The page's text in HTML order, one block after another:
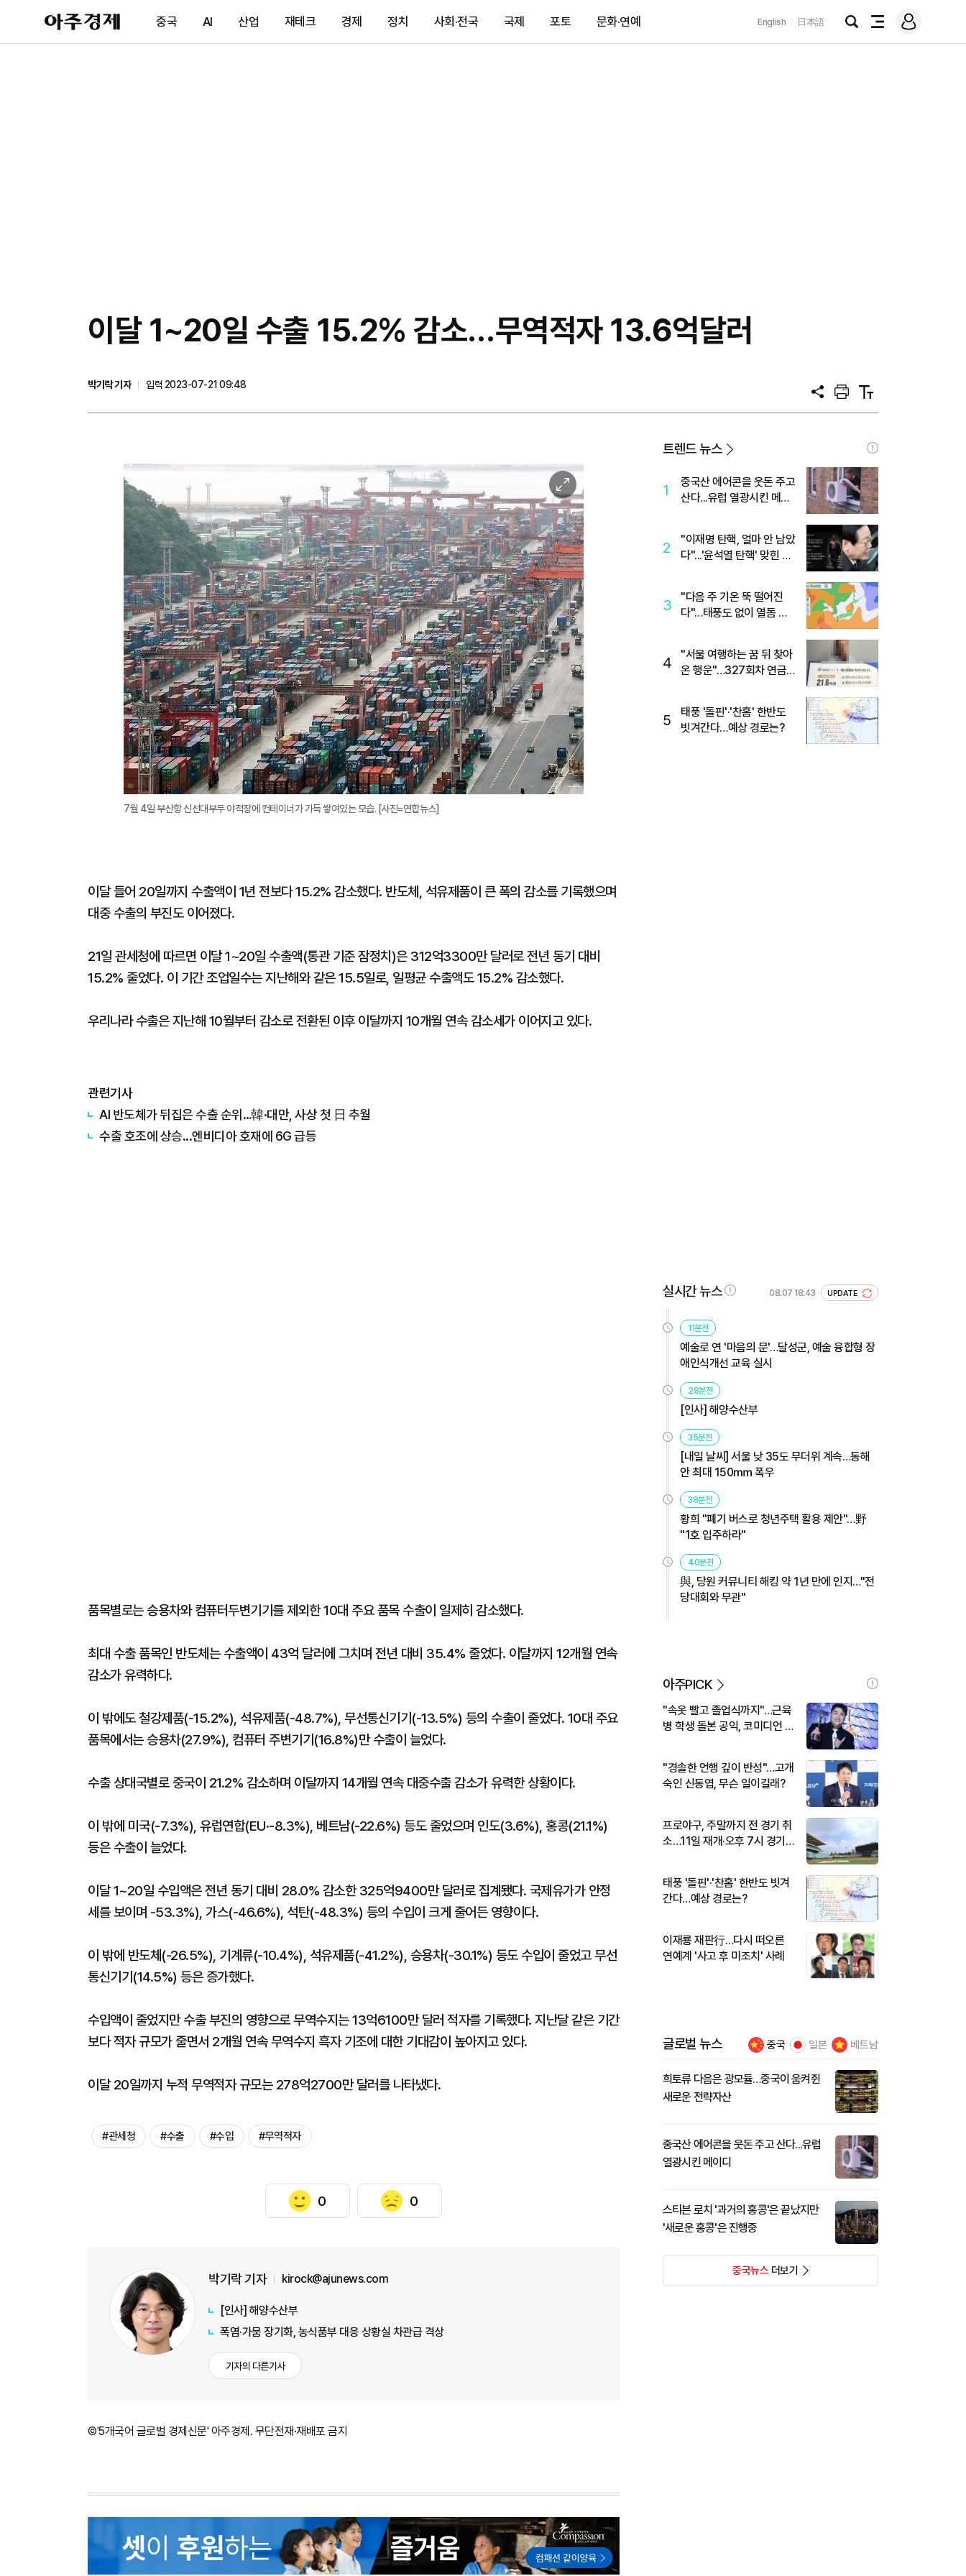
아
주
제
중국 AI 산업 재테크 경제 정치 사회·전국 국제 포토 문화·연예 English 日本語
검
전
메
그
​이달 1~20일 수출 15.2% 감소…무역적자 13.6억달러
박기락 기자
입력 2023-07-21 09:48
공
프
트
텍
트
이
미
지
확
대
7월 4일 부산항 신선대부두 야적장에 컨테이너가 가득 쌓여있는 모습. [사진=연합뉴스]
이달 들어 20일까지 수출액이 1년 전보다 15.2% 감소했다. 반도체, 석유제품이 큰 폭의 감소를 기록했으며
대중 수출의 부진도 이어졌다.
21일 관세청에 따르면 이달 1~20일 수출액(통관 기준 잠정치)은 312억3300만 달러로 전년 동기 대비
15.2% 줄었다. 이 기간 조업일수는 지난해와 같은 15.5일로, 일평균 수출액도 15.2% 감소했다.
우리나라 수출은 지난해 10월부터 감소로 전환된 이후 이달까지 10개월 연속 감소세가 이어지고 있다.
관련기사
AI 반도체가 뒤집은 수출 순위…韓·대만, 사상 첫 日 추월
수출 호조에 상승...엔비디아 호재에 6G 급등
품목별로는 승용차와 컴퓨터두변기기를 제외한 10대 주요 품목 수출이 일제히 감소했다.
최대 수출 품목인 반도체는 수출액이 43억 달러에 그치며 전년 대비 35.4% 줄었다. 이달까지 12개월 연속
감소가 유력하다.
이 밖에도 철강제품(-15.2%), 석유제품(-48.7%), 무선통신기기(-13.5%) 등의 수출이 줄었다. 10대 주요
품목에서는 승용차(27.9%), 컴퓨터 주변기기(16.8%)만 수출이 늘었다.
수출 상대국별로 중국이 21.2% 감소하며 이달까지 14개월 연속 대중수출 감소가 유력한 상황이다.
이 밖에 미국(-7.3%), 유럽연합(EU·-8.3%), 베트남(-22.6%) 등도 줄었으며 인도(3.6%), 홍콩(21.1%)
등은 수출이 늘었다.
이달 1~20일 수입액은 전년 동기 대비 28.0% 감소한 325억9400만 달러로 집계됐다. 국제유가가 안정
세를 보이며 -53.3%), 가스(-46.6%), 석탄(-48.3%) 등의 수입이 크게 줄어든 영향이다.
이 밖에 반도체(-26.5%), 기계류(-10.4%), 석유제품(-41.2%), 승용차(-30.1%) 등도 수입이 줄었고 무선
통신기기(14.5%) 등은 증가했다.
수입액이 줄었지만 수출 부진의 영향으로 무역수지는 13억6100만 달러 적자를 기록했다. 지난달 같은 기간
보다 적자 규모가 줄면서 2개월 연속 무역수지 흑자 기조에 대한 기대감이 높아지고 있다.
이달 20일까지 누적 무역적자 규모는 278억2700만 달러를 나타냈다.
#관세청 #수출 #수입 #무역적자
0 0
박기락 기자 kirock@ajunews.com
[인사] 해양수산부
폭염·가뭄 장기화, 농식품부 대응 상황실 차관급 격상
기자의 다른기사
©'5개국어 글로벌 경제신문' 아주경제. 무단전재·재배포 금지
트렌드 뉴스
1
중국산 에어콘을 웃돈 주고
산다...유럽 열광시킨 메이
2
"이재명 탄핵, 얼마 안 남았
다"...'윤석열 탄핵' 맞힌 무
3
"다음 주 기온 뚝 떨어진
다"…태풍도 없이 열돔 박
4
"서울 여행하는 꿈 뒤 찾아
온 행운"…327회차 연금
5
태풍 '돌핀'·'찬홈' 한반도
빗겨간다…예상 경로는?
실시간 뉴스 08.07 18:43 UPDATE
11분전
예술로 연 '마음의 문'…달성군, 예술 융합형 장
애인식개선 교육 실시
28분전
[인사] 해양수산부
35분전
[내일 날씨] 서울 낮 35도 무더위 계속…동해
안 최대 150㎜ 폭우
38분전
황희 "폐기 버스로 청년주택 활용 제안"…野
"1호 입주하라"
40분전
與, 당원 커뮤니티 해킹 약 1년 만에 인지…"전
당대회와 무관"
아주PICK
"속옷 빨고 졸업식까지"…근육
병 학생 돌본 공익, 코미디언 김
"경솔한 언행 깊이 반성"…고개
숙인 신동엽, 무슨 일이길래?
프로야구, 주말까지 전 경기 취
소…11일 재개·오후 7시 경기
태풍 '돌핀'·'찬홈' 한반도 빗겨
간다…예상 경로는?
이재룡 재판行…다시 떠오른
연예계 '사고 후 미조치' 사례
글로벌 뉴스 중국 일본 베트남
희토류 다음은 광모듈…중국이 움켜쥔
새로운 전략자산
중국산 에어콘을 웃돈 주고 산다...유럽
열광시킨 메이디
스티븐 로치 '과거의 홍콩'은 끝났지만
'새로운 홍콩'은 진행중
중국뉴스더보기